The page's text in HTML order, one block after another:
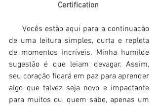
Certification
de uma leitura simples, curta e repleta
de momentos incríveis. Minha humilde
sugestão é que leiam devagar. Assim,
seu coração ficará em paz para aprender
algo que talvez seja novo e impactante
para muitos ou, quem sabe, apenas um